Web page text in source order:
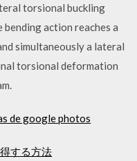
torsional buckling
bending action reaches a
simultaneously a lateral
torsional deformation
de google photos
する方法